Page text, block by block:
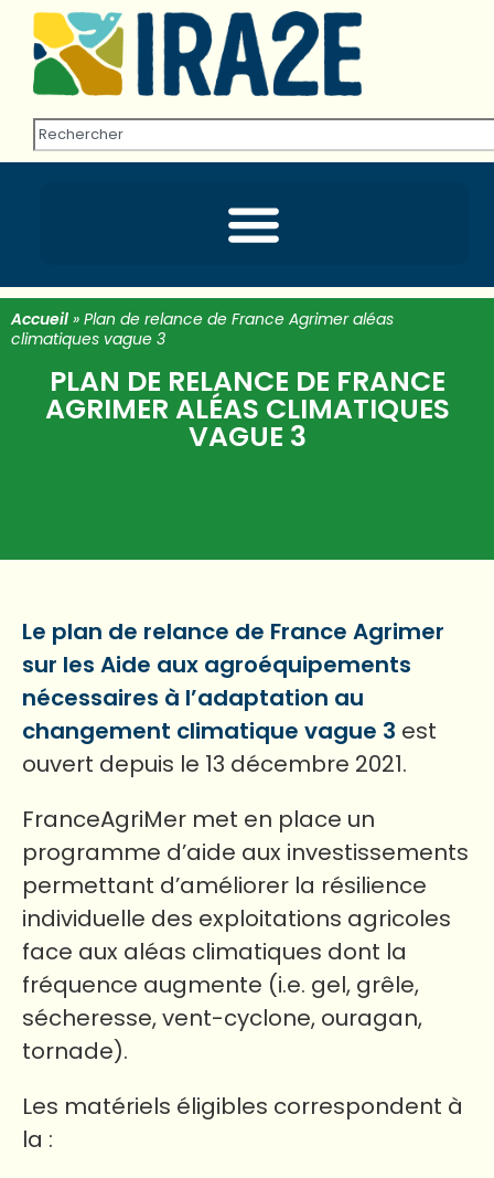
Accueil » Plan de relance de France Agrimer aléas
climatiques vague 3
PLAN DE RELANCE DE FRANCE
AGRIMER ALÉAS CLIMATIQUES
VAGUE 3
Le plan de relance de France Agrimer
sur les Aide aux agroéquipements
nécessaires à l’adaptation au
changement climatique vague 3 est
ouvert depuis le 13 décembre 2021.
FranceAgriMer met en place un
programme d’aide aux investissements
permettant d’améliorer la résilience
individuelle des exploitations agricoles
face aux aléas climatiques dont la
fréquence augmente (i.e. gel, grêle,
sécheresse, vent-cyclone, ouragan,
tornade).
Les matériels éligibles correspondent à
la :